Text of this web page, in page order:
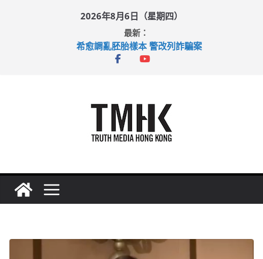
2026年8月6日（星期四）
最新：
希愈調亂胚胎樣本 警改列詐騙案
足球盛會次場激戰 祖雲達斯挫車路士